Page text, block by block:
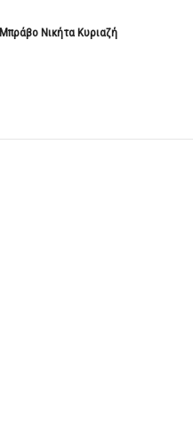
Μπράβο Νικήτα Κυριαζή